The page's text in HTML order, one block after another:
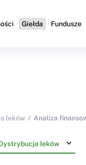
Giełda Fundusze
leków Analiza
leków